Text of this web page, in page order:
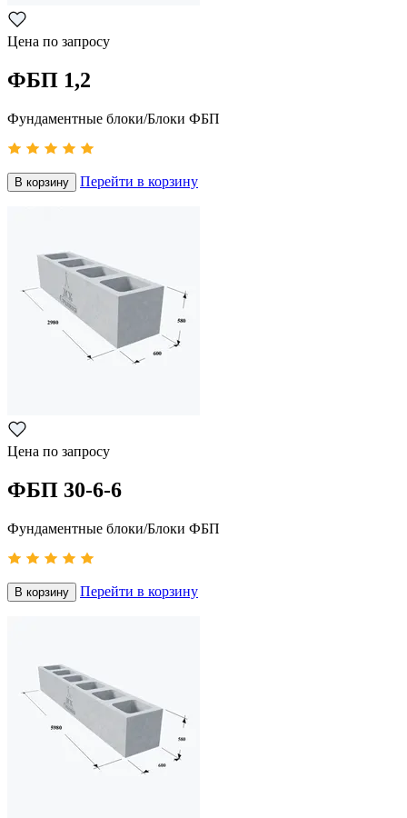
Цена по запросу
ФБП 1,2
Фундаментные блоки/Блоки ФБП
В корзину Перейти в корзину
Цена по запросу
ФБП 30-6-6
Фундаментные блоки/Блоки ФБП
В корзину Перейти в корзину